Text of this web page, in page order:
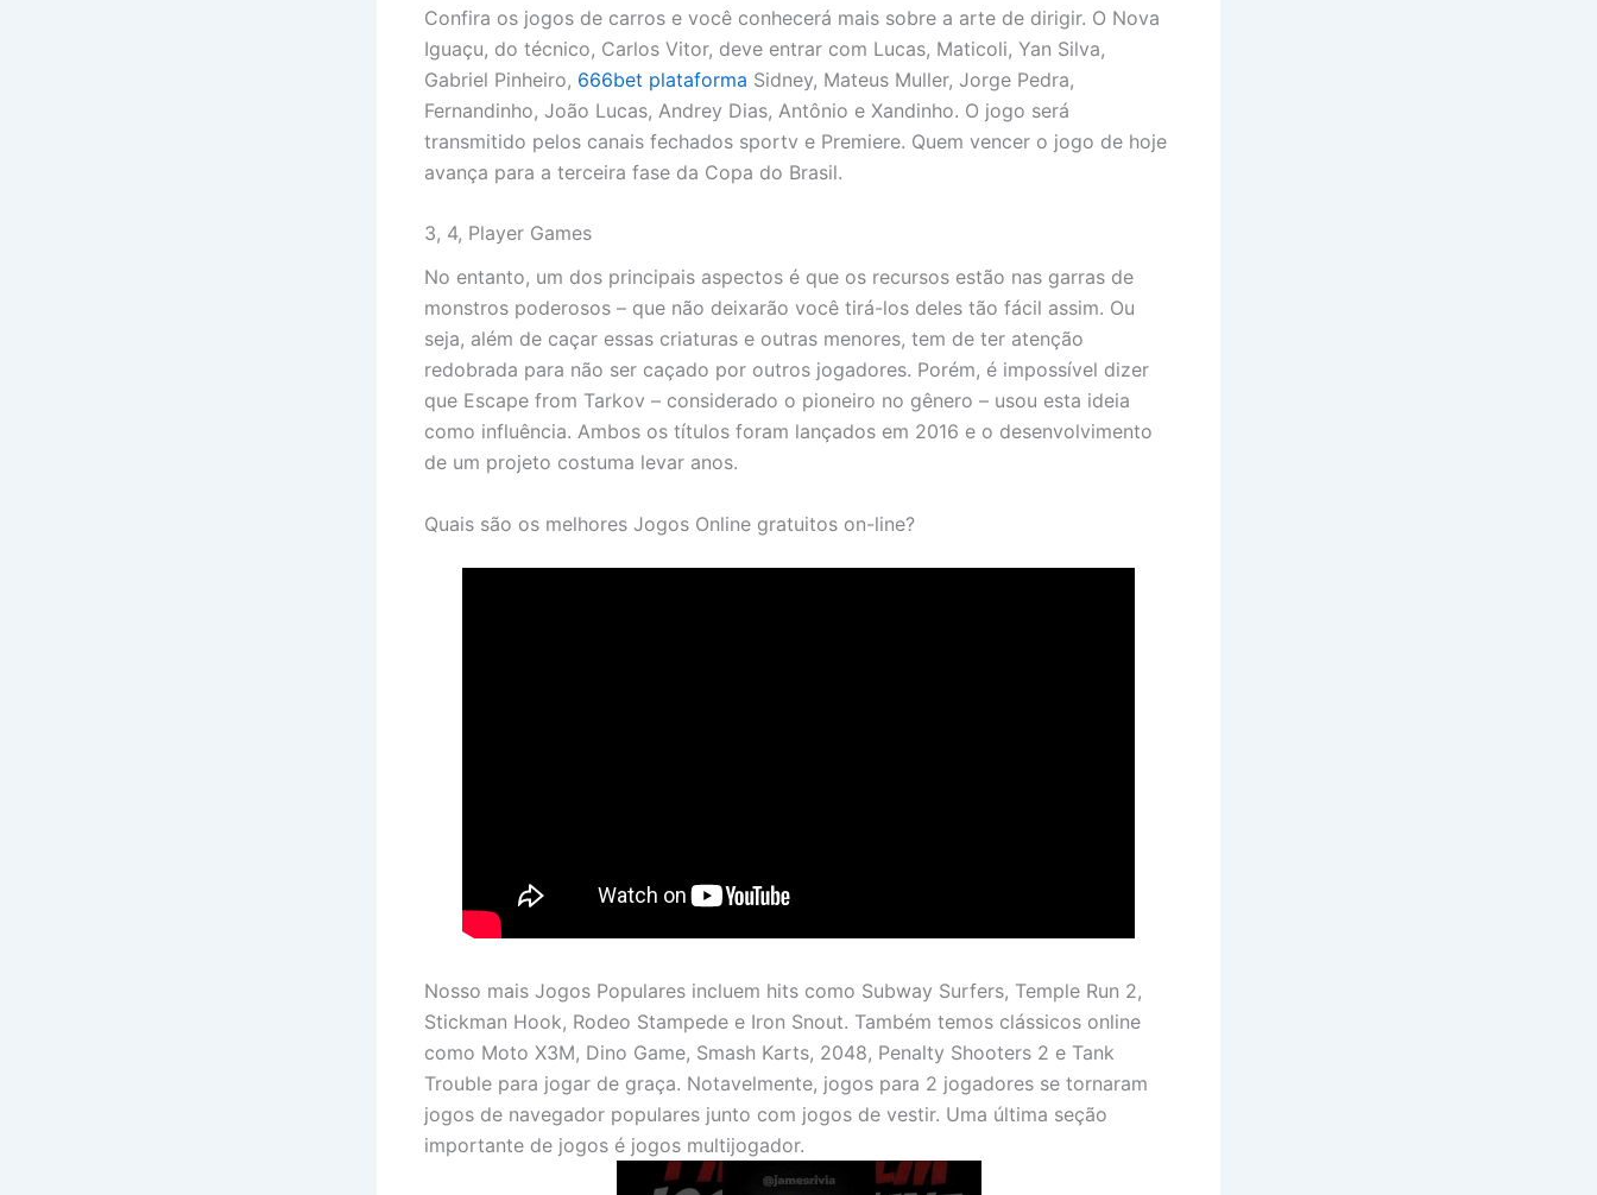
Confira os jogos de carros e você conhecerá mais sobre a arte de dirigir. O Nova
Iguaçu, do técnico, Carlos Vitor, deve entrar com Lucas, Maticoli, Yan Silva,
Gabriel Pinheiro, 666bet plataforma Sidney, Mateus Muller, Jorge Pedra,
Fernandinho, João Lucas, Andrey Dias, Antônio e Xandinho. O jogo será
transmitido pelos canais fechados sportv e Premiere. Quem vencer o jogo de hoje
avança para a terceira fase da Copa do Brasil.
3, 4, Player Games
No entanto, um dos principais aspectos é que os recursos estão nas garras de
monstros poderosos – que não deixarão você tirá-los deles tão fácil assim. Ou
seja, além de caçar essas criaturas e outras menores, tem de ter atenção
redobrada para não ser caçado por outros jogadores. Porém, é impossível dizer
que Escape from Tarkov – considerado o pioneiro no gênero – usou esta ideia
como influência. Ambos os títulos foram lançados em 2016 e o desenvolvimento
de um projeto costuma levar anos.
Quais são os melhores Jogos Online gratuitos on-line?
Nosso mais Jogos Populares incluem hits como Subway Surfers, Temple Run 2,
Stickman Hook, Rodeo Stampede e Iron Snout. Também temos clássicos online
como Moto X3M, Dino Game, Smash Karts, 2048, Penalty Shooters 2 e Tank
Trouble para jogar de graça. Notavelmente, jogos para 2 jogadores se tornaram
jogos de navegador populares junto com jogos de vestir. Uma última seção
importante de jogos é jogos multijogador.